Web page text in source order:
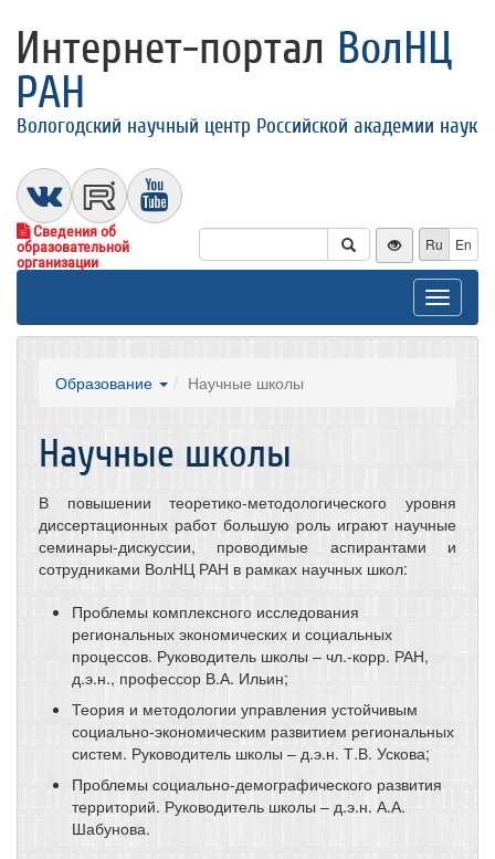
Интернет-портал ВолНЦ
РАН
Вологодский научный центр Российской академии наук
Сведения об
образовательной
организации
Ru En
Toggle
Образование Научные школы
Научные школы
В повышении теоретико-методологического уровня
диссертационных работ большую роль играют научные
семинары-дискуссии, проводимые аспирантами и
сотрудниками ВолНЦ РАН в рамках научных школ:
Проблемы комплексного исследования
региональных экономических и социальных
процессов. Руководитель школы – чл.-корр. РАН,
д.э.н., профессор В.А. Ильин;
Теория и методологии управления устойчивым
социально-экономическим развитием региональных
систем. Руководитель школы – д.э.н. Т.В. Ускова;
Проблемы социально-демографического развития
территорий. Руководитель школы – д.э.н. А.А.
Шабунова.